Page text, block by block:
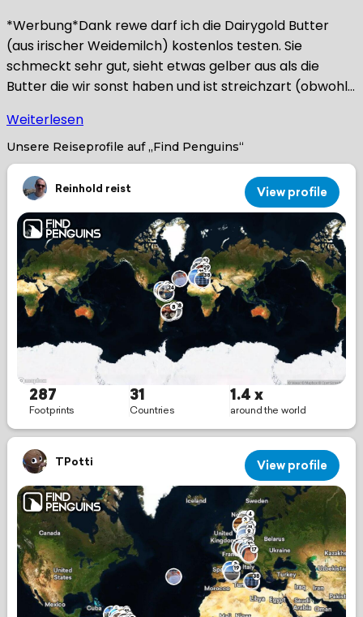
*Werbung*Dank rewe darf ich die Dairygold Butter
(aus irischer Weidemilch) kostenlos testen. Sie
schmeckt sehr gut, sieht etwas gelber aus als die
Butter die wir sonst haben und ist streichzart (obwohl…
Weiterlesen
Unsere Reiseprofile auf „Find Penguins“